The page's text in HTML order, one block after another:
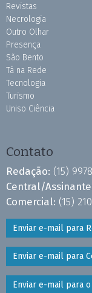
Revistas
Necrologia
Outro Olhar
Presença
São Bento
Tá na Rede
Tecnologia
Turismo
Uniso Ciência
Contato
Redação: (15)
Central/
Comercial: (15)
Enviar e-mail para
Enviar e-mail para
Enviar e-mail para